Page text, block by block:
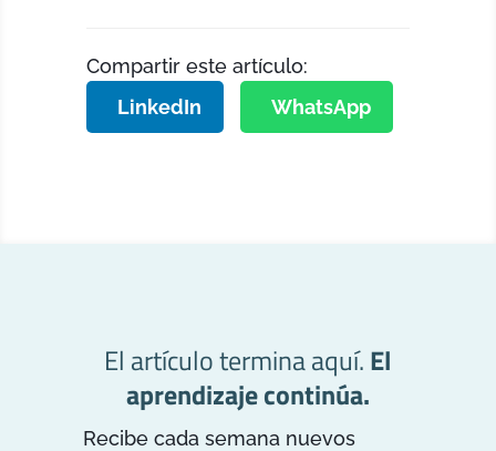
Compartir este artículo:
LinkedIn
WhatsApp
El artículo termina aquí.El
aprendizaje continúa.
Recibe cada semana nuevos